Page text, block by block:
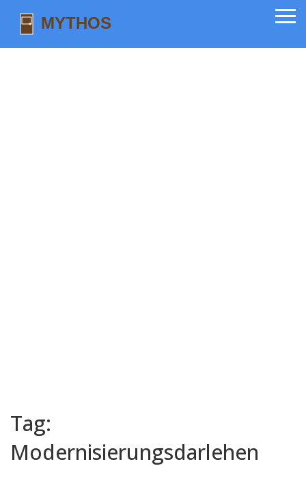
Tag:
Modernisierungsdarlehen